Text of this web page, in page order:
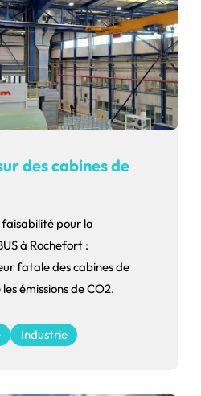
des cabines de
faisabilité pour la
à Rochefort :
fatale des cabines de
émissions de CO2.
Industrie